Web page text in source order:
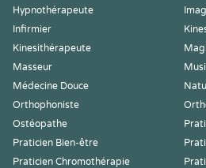
Hypnothérapeute
Infirmier
Kinesithérapeute
Masseur
Médecine Douce
Orthophoniste
Ostéopathe
Praticien Bien-être
Praticien Chromothérapie